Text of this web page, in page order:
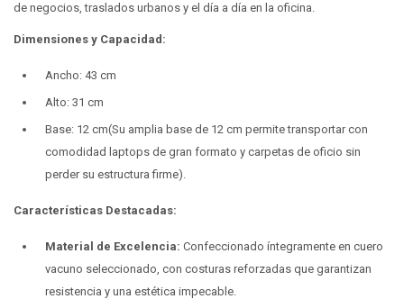
de negocios, traslados urbanos y el día a día en la oficina.
Dimensiones y Capacidad:
Ancho: 43 cm
Alto: 31 cm
Base: 12 cm(Su amplia base de 12 cm permite transportar con
comodidad laptops de gran formato y carpetas de oficio sin
perder su estructura firme).
Características Destacadas:
Material de Excelencia: Confeccionado íntegramente en cuero
vacuno seleccionado, con costuras reforzadas que garantizan
resistencia y una estética impecable.